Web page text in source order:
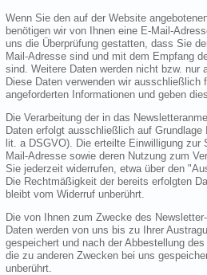
Wenn Sie den auf der Website
benötigen wir von Ihnen eine E-Mail-
uns die Überprüfung gestatten, dass Sie
Mail-Adresse sind und mit dem Empfang
sind. Weitere Daten werden nicht bzw. nur
Diese Daten verwenden wir ausschließlich
angeforderten Informationen und geben
Die Verarbeitung der in das
Daten erfolgt ausschließlich auf Grundlage
lit. a DSGVO). Die erteilte Einwilligung zur
Mail-Adresse sowie deren Nutzung zum
Sie jederzeit widerrufen, etwa über den
Die Rechtmäßigkeit der bereits erfolgten
bleibt vom Widerruf unberührt.
Die von Ihnen zum Zwecke des
Daten werden von uns bis zu Ihrer
gespeichert und nach der Abbestellung
die zu anderen Zwecken bei uns
unberührt.